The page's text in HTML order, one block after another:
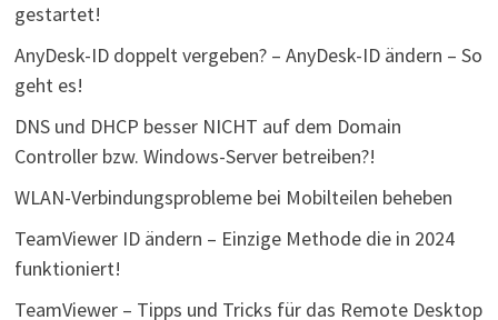
gestartet!
AnyDesk-ID doppelt vergeben? – AnyDesk-ID ändern – So
geht es!
DNS und DHCP besser NICHT auf dem Domain
Controller bzw. Windows-Server betreiben?!
WLAN-Verbindungsprobleme bei Mobilteilen beheben
TeamViewer ID ändern – Einzige Methode die in 2024
funktioniert!
TeamViewer – Tipps und Tricks für das Remote Desktop